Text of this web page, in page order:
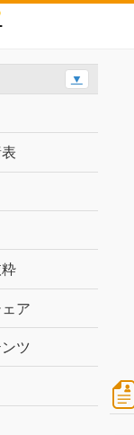
▼
ア
ツ